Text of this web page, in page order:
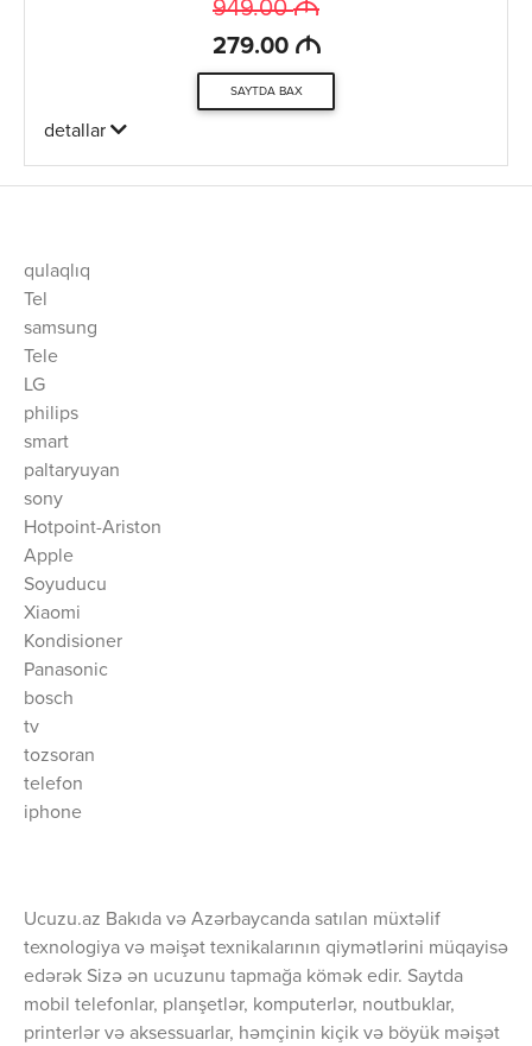
949.00M
279.00 M
SAYTDA BAX
detallar
qulaqlıq
Tel
samsung
Tele
LG
philips
smart
paltaryuyan
sony
Hotpoint-Ariston
Apple
Soyuducu
Xiaomi
Kondisioner
Panasonic
bosch
tv
tozsoran
telefon
iphone
Ucuzu.az Bakıda və Azərbaycanda satılan müxtəlif
texnologiya və məişət texnikalarının qiymətlərini müqayisə
edərək Sizə ən ucuzunu tapmağa kömək edir. Saytda
mobil telefonlar, planşetlər, komputerlər, noutbuklar,
printerlər və aksessuarlar, həmçinin kiçik və böyük məişət